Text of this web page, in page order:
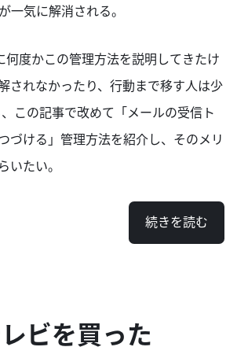
一気に解消される。
何度かこの管理方法を説明してきたけ
されなかったり、行動まで移す人は少
この記事で改めて「メールの受信ト
づける」管理方法を紹介し、そのメリ
いたい。
続きを読む
ビを買った